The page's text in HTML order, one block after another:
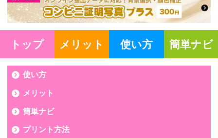
トップ メリット 使い方 簡単ナビ
使い方
メリット
簡単ナビ
プリント方法